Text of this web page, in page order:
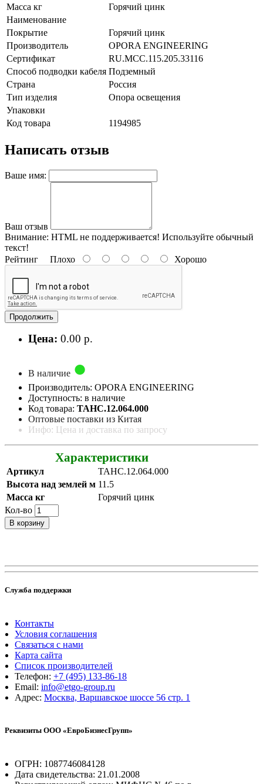
Масса кг
Горячий цинк
Наименование
Покрытие
Горячий цинк
Производитель
OPORA ENGINEERING
Сертификат
RU.MCC.115.205.33116
Способ подводки кабеля Подземный
Страна
Россия
Тип изделия
Опора освещения
Упаковки
Код товара
1194985
Написать отзыв
Ваше имя:
Ваш отзыв
Внимание: HTML не поддерживается! Используйте обычный
текст!
Рейтинг Плохо Хорошо
Продолжить
Цена: 0.00 р.
В наличие
Производитель: OPORA ENGINEERING
Доступность: в наличие
Код товара: ТАНС.12.064.000
Оптовые поставки из Китая
Инфо: Цена и доставка по запросу
Характеристики
Артикул
ТАНС.12.064.000
Высота над землей м 11.5
Масса кг
Горячий цинк
Кол-во
В корзину
Служба поддержки
Контакты
Условия соглашения
Связаться с нами
Карта сайта
Список производителей
Телефон: +7 (495) 133-86-18
Email: info@etgo-group.ru
Адрес: Москва, Варшавское шоссе 56 стр. 1
Реквизиты ООО «ЕвроБизнесГрупп»
ОГРН: 1087746084128
Дата свидетельства: 21.01.2008